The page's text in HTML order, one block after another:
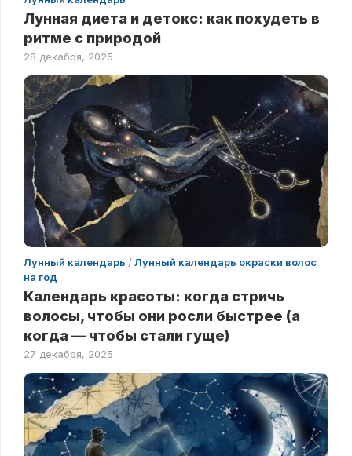
Лунная диета и детокс: как похудеть в
ритме с природой
28 декабря, 2025
Лунный календарь /Лунный календарь окраски волос
на год
Календарь красоты: когда стричь
волосы, чтобы они росли быстрее (а
когда — чтобы стали гуще)
27 декабря, 2025